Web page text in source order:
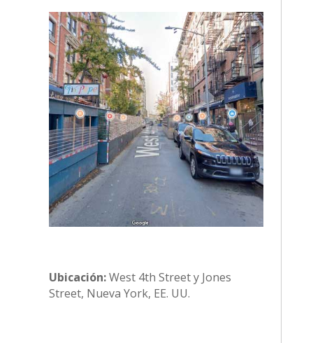
Ubicación:West 4th Street y Jones
Street, Nueva York, EE. UU.